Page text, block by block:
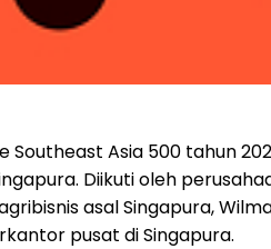
Asia 500 tahun
Diikuti oleh
asal Singapura,
pusat di Singapura.